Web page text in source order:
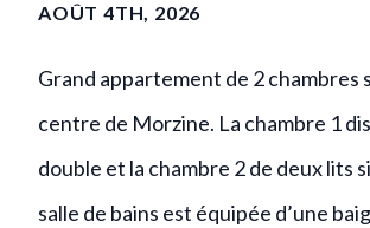
AOÛT 4TH, 2026
Grand appartement de 2 chambres
centre de Morzine. La chambre 1
double et la chambre 2 de deux lits
salle de bains est équipée d’une